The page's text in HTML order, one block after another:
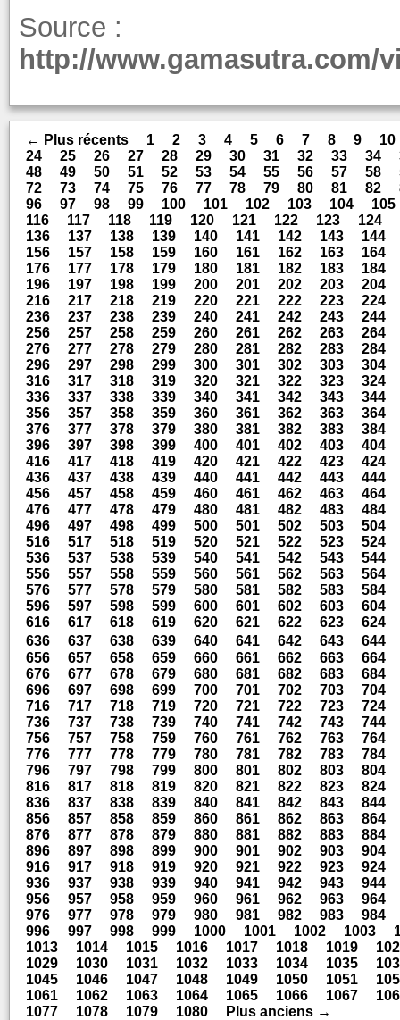
Source :
http://www.gamasutra.com/
← Plus récents 1 2 3 4 5 6 7 8 9
10
24
25 26 27 28 29 30 31 32 33 34
48
49 50 51 52 53 54 55 56 57 58
72
73 74 75 76 77 78 79 80 81 82
96
97 98 99 100 101 102 103 104
105
116
117 118 119 120 121 122 123 124
136
137 138 139 140 141 142 143
144
156
157 158 159 160 161 162 163
164
176
177 178 179 180 181 182 183
184
196
197 198 199 200 201 202 203
204
216
217 218 219 220 221 222 223
224
236
237 238 239 240 241 242 243
244
256
257 258 259 260 261 262 263
264
276
277 278 279 280 281 282 283
284
296
297 298 299 300 301 302 303
304
316
317 318 319 320 321 322 323
324
336
337 338 339 340 341 342 343
344
356
357 358 359 360 361 362 363
364
376
377 378 379 380 381 382 383
384
396
397 398 399 400 401 402 403
404
416
417 418 419 420 421 422 423
424
436
437 438 439 440 441 442 443
444
456
457 458 459 460 461 462 463
464
476
477 478 479 480 481 482 483
484
496
497 498 499 500 501 502 503
504
516
517 518 519 520 521 522 523
524
536
537 538 539 540 541 542 543
544
556
557 558 559 560 561 562 563
564
576
577 578 579 580 581 582 583
584
596
597 598 599 600 601 602 603
604
616
617 618 619 620 621 622 623
624
636
637 638 639 640 641 642 643
644
656
657 658 659 660 661 662 663
664
676
677 678 679 680 681 682 683
684
696
697 698 699 700 701 702 703
704
716
717 718 719 720 721 722 723
724
736
737 738 739 740 741 742 743
744
756
757 758 759 760 761 762 763
764
776
777 778 779 780 781 782 783
784
796
797 798 799 800 801 802 803
804
816
817 818 819 820 821 822 823
824
836
837 838 839 840 841 842 843
844
856
857 858 859 860 861 862 863
864
876
877 878 879 880 881 882 883
884
896
897 898 899 900 901 902 903
904
916
917 918 919 920 921 922 923
924
936
937 938 939 940 941 942 943
944
956
957 958 959 960 961 962 963
964
976
977 978 979 980 981 982 983
984
996
997 998 999 1000 1001 1002 1003
1013
1014 1015 1016 1017 1018 1019
1029
1030 1031 1032 1033 1034 1035
1045
1046 1047 1048 1049 1050 1051
1061
1062 1063 1064 1065 1066 1067
1077
1078 1079 1080 Plus anciens →